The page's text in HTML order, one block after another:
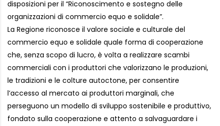
disposizioni per il “Riconoscimento e sostegno delle
organizzazioni di commercio equo e solidale”.
La Regione riconosce il valore sociale e culturale del
commercio equo e solidale quale forma di cooperazione
che, senza scopo di lucro, è volta a realizzare scambi
commerciali con i produttori che valorizzano le produzioni,
le tradizioni e le colture autoctone, per consentire
l’accesso al mercato ai produttori marginali, che
perseguono un modello di sviluppo sostenibile e produttivo,
fondato sulla cooperazione e attento a salvaguardare i